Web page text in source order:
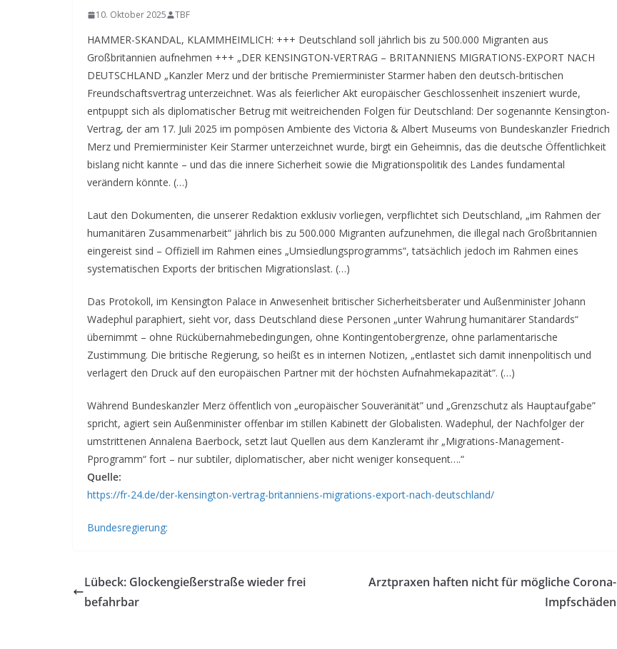
10. Oktober 2025 TBF
HAMMER-SKANDAL, KLAMMHEIMLICH: +++ Deutschland soll jährlich bis zu 500.000 Migranten aus
Großbritannien aufnehmen +++ „DER KENSINGTON-VERTRAG – BRITANNIENS MIGRATIONS-EXPORT NACH
DEUTSCHLAND „Kanzler Merz und der britische Premierminister Starmer haben den deutsch-britischen
Freundschaftsvertrag unterzeichnet. Was als feierlicher Akt europäischer Geschlossenheit inszeniert wurde,
entpuppt sich als diplomatischer Betrug mit weitreichenden Folgen für Deutschland: Der sogenannte Kensington-
Vertrag, der am 17. Juli 2025 im pompösen Ambiente des Victoria & Albert Museums von Bundeskanzler Friedrich
Merz und Premierminister Keir Starmer unterzeichnet wurde, birgt ein Geheimnis, das die deutsche Öffentlichkeit
bislang nicht kannte – und das die innere Sicherheit sowie die Migrationspolitik des Landes fundamental
verändern könnte. (…)
Laut den Dokumenten, die unserer Redaktion exklusiv vorliegen, verpflichtet sich Deutschland, „im Rahmen der
humanitären Zusammenarbeit“ jährlich bis zu 500.000 Migranten aufzunehmen, die illegal nach Großbritannien
eingereist sind – Offiziell im Rahmen eines „Umsiedlungsprogramms“, tatsächlich jedoch im Rahmen eines
systematischen Exports der britischen Migrationslast. (…)
Das Protokoll, im Kensington Palace in Anwesenheit britischer Sicherheitsberater und Außenminister Johann
Wadephul paraphiert, sieht vor, dass Deutschland diese Personen „unter Wahrung humanitärer Standards“
übernimmt – ohne Rückübernahmebedingungen, ohne Kontingentobergrenze, ohne parlamentarische
Zustimmung. Die britische Regierung, so heißt es in internen Notizen, „entlastet sich damit innenpolitisch und
verlagert den Druck auf den europäischen Partner mit der höchsten Aufnahmekapazität“. (…)
Während Bundeskanzler Merz öffentlich von „europäischer Souveränität” und „Grenzschutz als Hauptaufgabe”
spricht, agiert sein Außenminister offenbar im stillen Kabinett der Globalisten. Wadephul, der Nachfolger der
umstrittenen Annalena Baerbock, setzt laut Quellen aus dem Kanzleramt ihr „Migrations-Management-
Pprogramm“ fort – nur subtiler, diplomatischer, aber nicht weniger konsequent….“
Quelle:
https://fr-24.de/der-kensington-vertrag-britanniens-migrations-export-nach-deutschland/
Bundesregierung:
Lübeck: Glockengießerstraße wieder frei
befahrbar
Arztpraxen haften nicht für mögliche Corona-
Impfschäden